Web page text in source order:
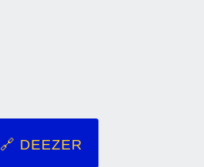
🔗 DEEZER